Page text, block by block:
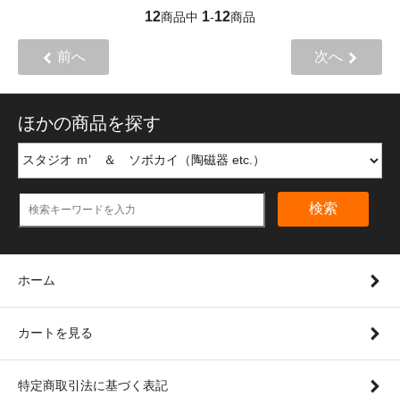
12商品中 1-12商品
前へ 次へ
ほかの商品を探す
検索
ホーム
カートを見る
特定商取引法に基づく表記